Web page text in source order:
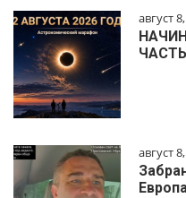
август
август